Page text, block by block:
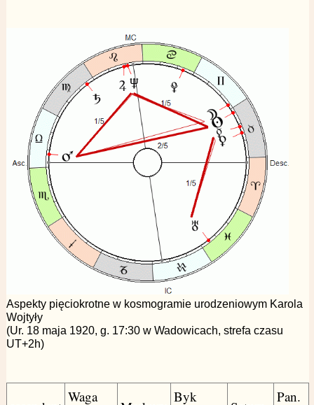
Aspekty pięciokrotne w kosmogramie urodzeniowym Karola
Wojtyły
(Ur. 18 maja 1920, g. 17:30 w Wadowicach, strefa czasu
UT+2h)
Waga
Byk
Pan.